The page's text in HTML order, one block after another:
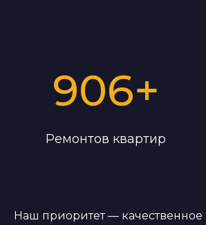
906+
Ремонтов квартир
Наш приоритет —